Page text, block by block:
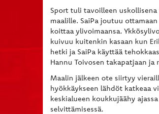
Sport tuli tavoilleen
maalille. SaiPa joutuu
koittaa ylivoimaansa.
kuivuu kuitenkin kasaan kun
hetki ja SaiPa käyttää
Hannu Toivosen takapatjaan ja
Maalin jälkeen ote siirtyy
hyökkäykseen lähdöt katkeaa
keskialueen koukkujäähy
selvittämisessä.